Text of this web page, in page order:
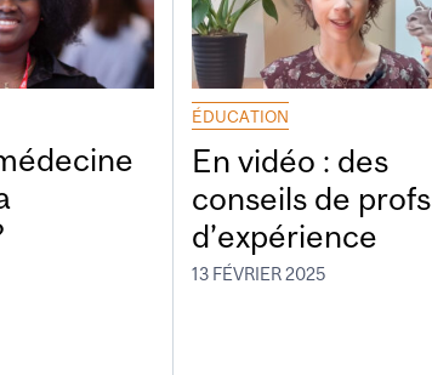
ÉDUCATION
En vidéo : des
conseils de profs
d’expérience
13 FÉVRIER 2025